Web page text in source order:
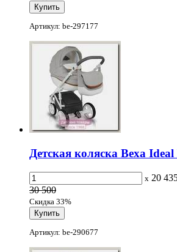
Артикул: be-297177
Детская коляска Bexa Ideal
x 20
30 500
Скидка 33%
Артикул: be-290677